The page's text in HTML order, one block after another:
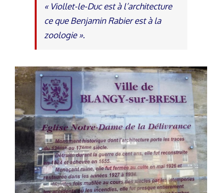
« Viollet-le-Duc est à l’architecture
ce que Benjamin Rabier est à la
zoologie ».